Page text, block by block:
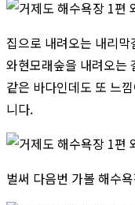
집으로 내려오는 내리막
와현모래숲을 내려오는
같은 바다인데도 또 느
니다.
벌써 다음번 가볼 해수